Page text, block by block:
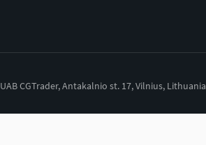
UAB CGTrader, Antakalnio st. 17, Vilnius, Lithuania